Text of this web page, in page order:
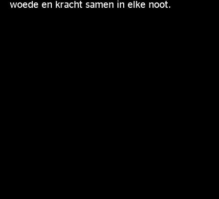
woede en kracht samen in elke noot.